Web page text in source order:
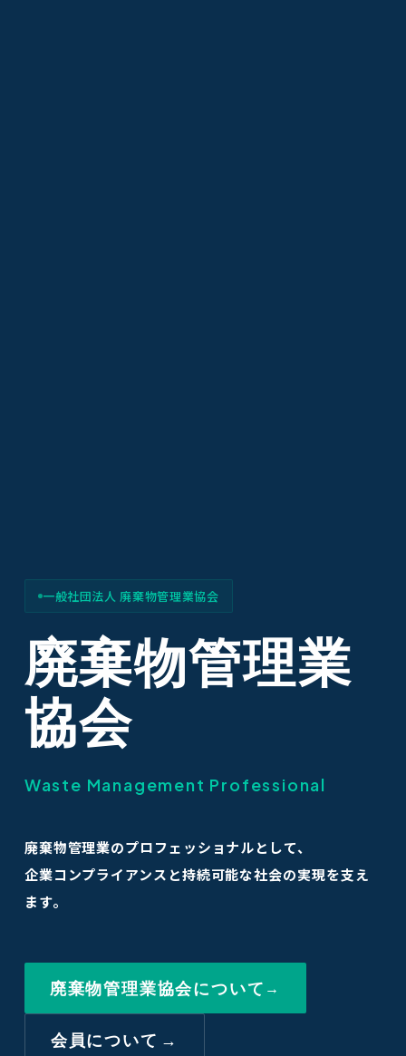
一般社団法人 廃棄物管理業協会
廃棄物管理業
協会
Waste Management Professional
廃棄物管理業のプロフェッショナルとして、
企業コンプライアンスと持続可能な社会の実現を支え
ます。
廃棄物管理業協会について →
会員について →